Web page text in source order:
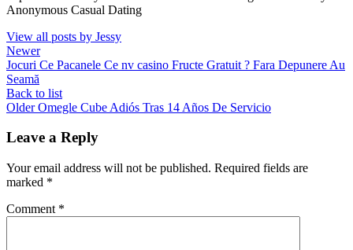
Anonymous Casual Dating
View all posts by Jessy
Newer
Jocuri Ce Pacanele Ce nv casino Fructe Gratuit ? Fara Depunere Au
Seamă
Back to list
Older Omegle Cube Adiós Tras 14 Años De Servicio
Leave a Reply
Your email address will not be published. Required fields are
marked *
Comment *